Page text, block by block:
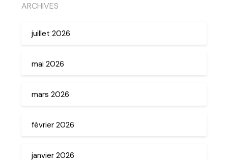
ARCHIVES
juillet 2026
mai 2026
mars 2026
février 2026
janvier 2026